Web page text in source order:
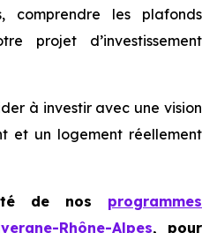
comprendre les plafonds
projet d’investissement
à investir avec une vision
et un logement réellement
de nos programmes
Rhône-Alpes, pour